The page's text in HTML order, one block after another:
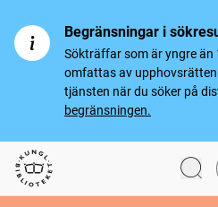
Begränsningar i
Sökträffar som är yngre än
omfattas av upphovsrätten
tjänsten när du söker på
begränsningen.
Svenska tidningar